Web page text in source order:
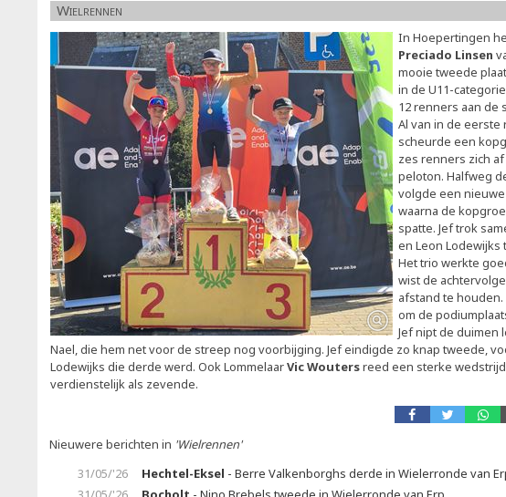
Wielrennen
In Hoepertingen
Preciado Linsen
mooie tweede
in de U11-
12 renners aan de
Al van in de eerste
scheurde een
zes renners zich
peloton. Halfweg
volgde een
waarna de
spatte. Jef trok
en Leon Lodewijks
Het trio werkte
wist de
afstand te
om de
Jef nipt de duimen
Nael, die hem net voor de streep nog voorbijging. Jef eindigde zo knap tweede,
Lodewijks die derde werd. Ook LommelaarVic Woutersreed een sterke
verdienstelijk als zevende.
Nieuwere berichten in 'Wielrennen'
31/05/'26
Hechtel-Eksel - Berre Valkenborghs derde in Wielerronde van